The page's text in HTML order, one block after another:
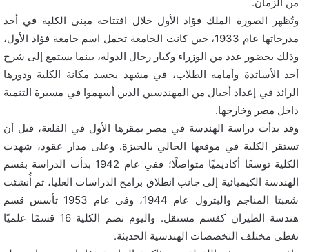
وتُظهر الصورة الملك فؤاد الأول خلال افتتاحه مبنى الكلية في أحد
مدرجاتها عام 1933، حين كانت الجامعة تحمل اسم جامعة فؤاد الأول،
وذلك بحضور عدد من الوزراء وكبار رجال الدولة، بينما يستمع إلى شرح
أحد الأساتذة وأمامه الطلاب، في مشهد يجسد مكانة الكلية ودورها
الرائد في إعداد أجيال من المهندسين الذين أسهموا في مسيرة التنمية
داخل مصر وخارجها.
وقد بدأت دراسة الهندسة في مصر بمقرها الأول في القلعة، قبل أن
تستقر الكلية في موقعها الحالي بالجيزة. وعلى مدار عقود، شهدت
الكلية توسعًا أكاديميًا متواصلًا؛ ففي عام 1942 بدأت الدراسة بقسم
الهندسة الكيميائية إلى جانب انطلاق برامج الدراسات العليا، ثم أُنشئت
شعبتا المناجم والبترول عام 1944، وفي عام 1953 تأسس قسم
هندسة الطيران كقسم مستقل. واليوم تضم الكلية 16 قسمًا علميًا
تغطي مختلف التخصصات الهندسية الحديثة.